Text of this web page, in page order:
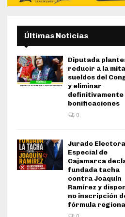
Últimas Noticias
Diputada
reducir a la
sueldos del
y eliminar
definitivamente
bonificaciones
0
Jurado
Especial de
Cajamarca
fundada tacha
contra Joaquín
Ramírez y
no inscripción
fórmula